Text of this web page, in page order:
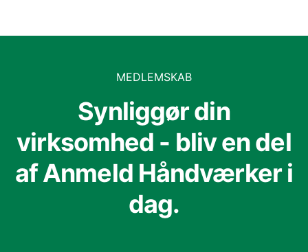
MEDLEMSKAB
Synliggør din
virksomhed - bliv en del
af Anmeld Håndværker i
dag.